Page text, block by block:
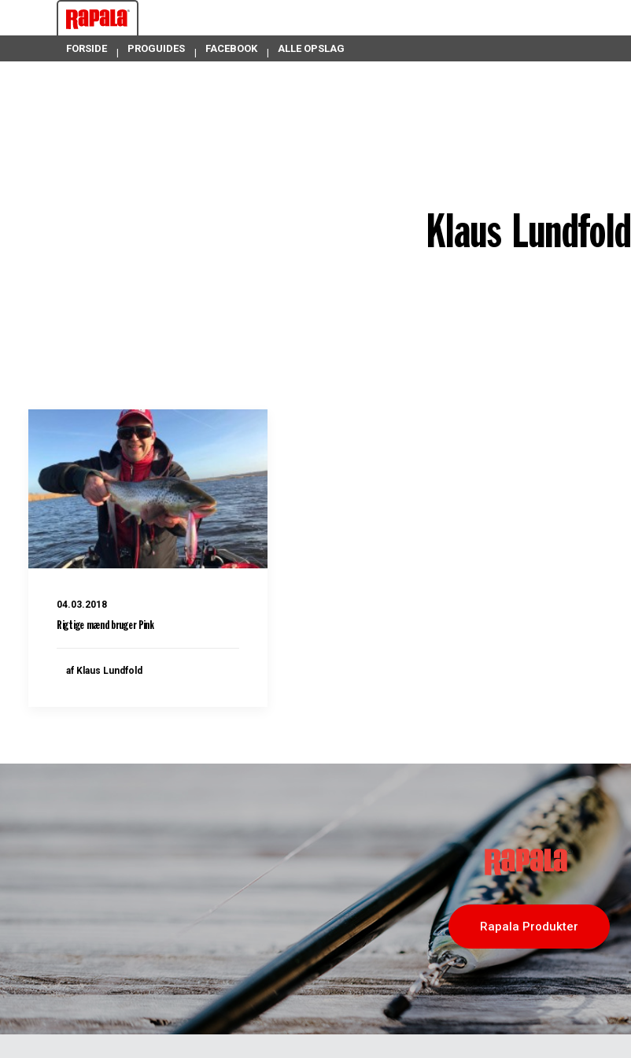
FORSIDE PROGUIDES FACEBOOK ALLE OPSLAG
Klaus Lundfold
04.03.2018
Rigtige mænd bruger Pink
af Klaus Lundfold
Rapala Produkter